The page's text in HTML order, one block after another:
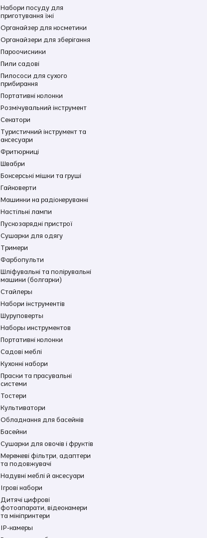
Набори посуду для
приготування їжі
Органайзер для косметики
Органайзери для зберігання
Пароочисники
Пили садові
Пилососи для сухого
прибирання
Портативні колонки
Розмічувальний інструмент
Секатори
Туристичний інструмент та
аксесуари
Фритюрниці
Швабри
Боксерські мішки та груші
Гайковерти
Машинки на радіокеруванні
Настільні лампи
Пускозарядні пристрої
Сушарки для одягу
Тримери
Фарбопульти
Шліфувальні та полірувальні
машини (болгарки)
Стайлеры
Набори інструментів
Шуруповерты
Наборы инструментов
Портативні колонки
Садові меблі
Кухонні набори
Праски та прасувальні
системи
Тостери
Культиватори
Обладнання для басейнів
Басейни
Сушарки для овочів і фруктів
Мережеві фільтри, адаптери
та подовжувачі
Надувні меблі й аксесуари
Ігрові набори
Дитячі цифрові
фотоапарати, відеокамери
та мініпринтери
IP-камеры